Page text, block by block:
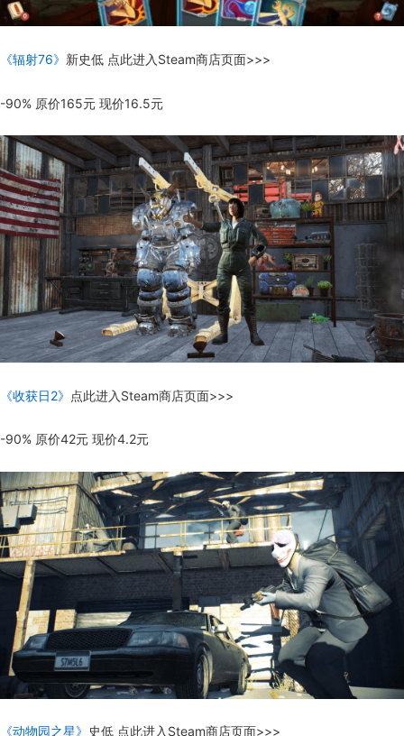
《辐射76》 新史低 点此进入Steam商店页面>>>
-90% 原价165元 现价16.5元
《收获日2》 点此进入Steam商店页面>>>
-90% 原价42元 现价4.2元
《动物园之星》 史低 点此进入Steam商店页面>>>